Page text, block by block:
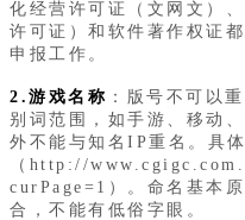
化经营许可证（文网文）
许可证）和软件著作权证
申报工作。
2.游戏名称 ：版号不可以
别词范围，如手游、移动
外不能与知名IP重名。具
（http://
curPage=1）。命名基本
合，不能有低俗字眼。